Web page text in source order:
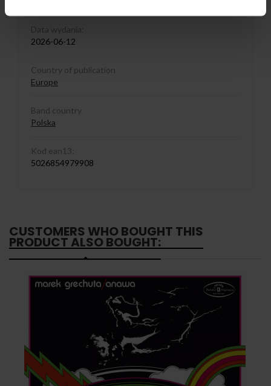
Data wydania:
2026-06-12
Country of publication
Europe
Band country
Polska
Kod ean13:
5026854979908
CUSTOMERS WHO BOUGHT THIS
PRODUCT ALSO BOUGHT: